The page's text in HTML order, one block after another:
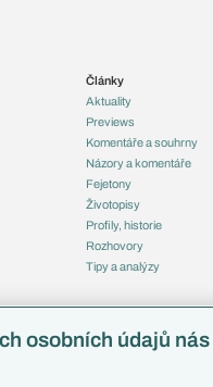
Články
Aktuality
Previews
Komentáře a souhrny
Názory a komentáře
Fejetony
Životopisy
Profily, historie
Rozhovory
Tipy a analýzy
Česko
osobních údajů nás